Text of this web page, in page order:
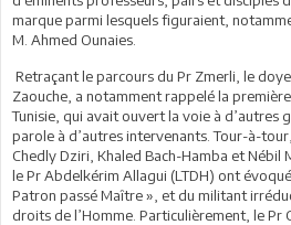
marque parmi lesquels figuraient,
M. Ahmed Ounaies.
Retraçant le parcours du Pr Zmerli, le
Zaouche, a notamment rappelé la
Tunisie, qui avait ouvert la voie à d’autres
parole à d’autres intervenants. Tour-à-
Chedly Dziri, Khaled Bach-Hamba et Nébil
le Pr Abdelkérim Allagui (LTDH) ont
Patron passé Maître », et du militant
droits de l’Homme. Particulièrement, le Pr